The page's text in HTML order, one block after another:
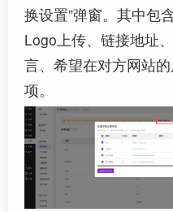
换设置”弹窗。其中包
Logo上传、链接地址
言、希望在对方网站
项。